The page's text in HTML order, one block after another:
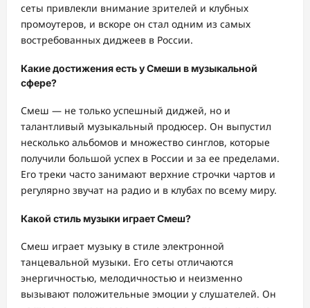
сеты привлекли внимание зрителей и клубных
промоутеров, и вскоре он стал одним из самых
востребованных диджеев в России.
Какие достижения есть у Смеши в музыкальной
сфере?
Смеш — не только успешный диджей, но и
талантливый музыкальный продюсер. Он выпустил
несколько альбомов и множество синглов, которые
получили большой успех в России и за ее пределами.
Его треки часто занимают верхние строчки чартов и
регулярно звучат на радио и в клубах по всему миру.
Какой стиль музыки играет Смеш?
Смеш играет музыку в стиле электронной
танцевальной музыки. Его сеты отличаются
энергичностью, мелодичностью и неизменно
вызывают положительные эмоции у слушателей. Он